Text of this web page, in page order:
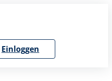
Einloggen